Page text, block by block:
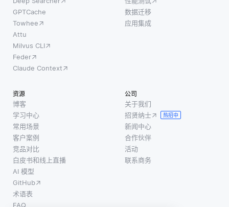
GPTCache
Towhee
Attu
Milvus CLI
Feder
Claude Context
数据迁移
应用集成
资源
博客
学习中心
常用场景
客户案例
竞品对比
白皮书和线上直播
AI 模型
GitHub
术语表
FAQ
公司
关于我们
招贤纳士
热招中
新闻中心
合作伙伴
活动
联系商务